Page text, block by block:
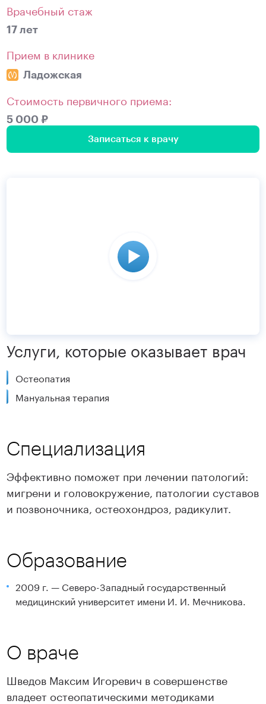
Врачебный стаж
17 лет
Прием в клинике
Ладожская
Стоимость первичного приема:
5 000 ₽
Записаться к врачу
Услуги, которые оказывает врач
Остеопатия
Мануальная терапия
Специализация
Эффективно поможет при лечении патологий:
мигрени и головокружение, патологии суставов
и позвоночника, остеохондроз, радикулит.
Образование
2009 г. — Северо-Западный государственный
медицинский университет имени И. И. Мечникова.
О враче
Шведов Максим Игоревич в совершенстве
владеет остеопатическими методиками